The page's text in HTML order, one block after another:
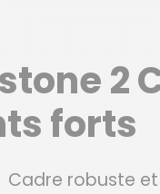
2
forts
Cadre robuste